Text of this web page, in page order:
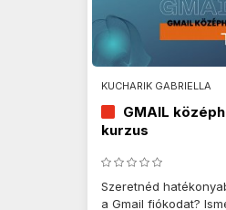
KUCHARIK GABRIELLA
GMAIL
kurzus
Szeretnéd
a Gmail fiókodat?